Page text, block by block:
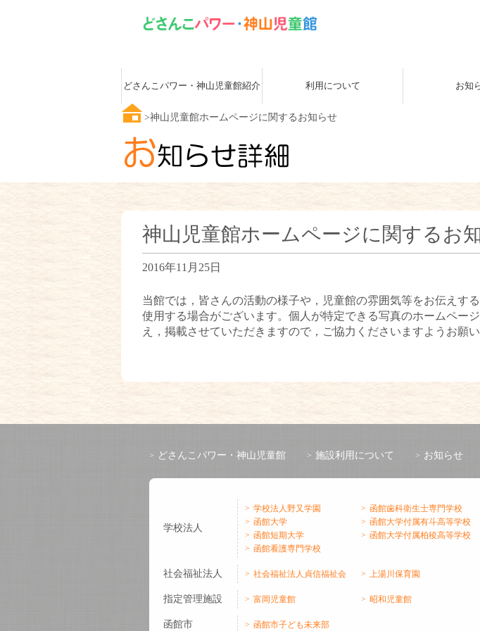
どさんこパワー・神山児童館紹介 利用について お知
神山児童館ホームページに関するお知らせ
神山児童館ホームページに関するお
2016年11月25日
当館では，皆さんの活動の様子や，児童館の雰囲気等をお伝えす
使用する場合がございます。個人が特定できる写真のホームペー
え，掲載させていただきますので，ご協力くださいますようお願い
どさんこパワー・神山児童館 施設利用について お知らせ
学校法人
学校法人野又学園
函館大学
函館短期大学
函館看護専門学校
函館歯科衛生士専門学校
函館大学付属有斗高等学校
函館大学付属柏稜高等学校
社会福祉法人 社会福祉法人貞信福祉会 上湯川保育園
指定管理施設 富岡児童館 昭和児童館
函館市 函館市子ども未来部